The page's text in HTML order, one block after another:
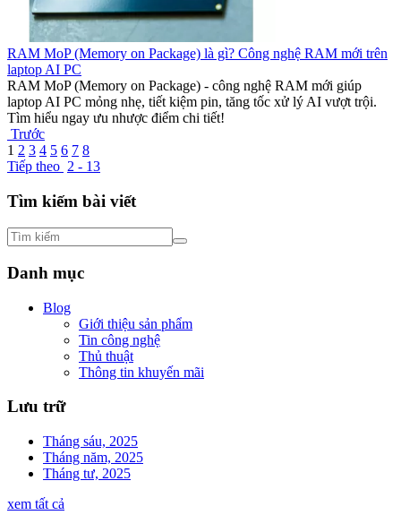
RAM MoP (Memory on Package) là gì? Công nghệ RAM mới trên
laptop AI PC
RAM MoP (Memory on Package) - công nghệ RAM mới giúp
laptop AI PC mỏng nhẹ, tiết kiệm pin, tăng tốc xử lý AI vượt trội.
Tìm hiểu ngay ưu nhược điểm chi tiết!
Trước
1 2 3 4 5 6 7 8
Tiếp theo 2 - 13
Tìm kiếm bài viết
Danh mục
Blog
Giới thiệu sản phẩm
Tin công nghệ
Thủ thuật
Thông tin khuyến mãi
Lưu trữ
Tháng sáu, 2025
Tháng năm, 2025
Tháng tư, 2025
xem tất cả